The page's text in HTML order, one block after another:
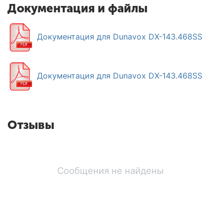
Документация и файлы
Документация для Dunavox DX-143.468SS
Документация для Dunavox DX-143.468SS
Отзывы
Сообщения не найдены